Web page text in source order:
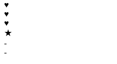
♥
♥
♥
★
-
-